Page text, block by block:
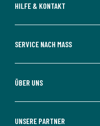
HILFE & KONTAKT
SERVICE NACH MASS
ÜBER UNS
UNSERE PARTNER